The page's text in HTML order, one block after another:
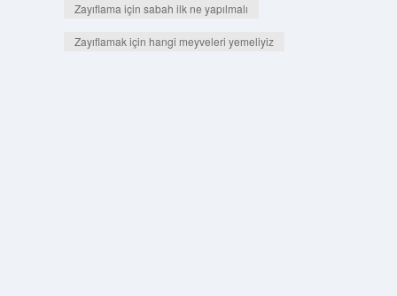
Zayıflama için sabah ilk ne yapılmalı
Zayıflamak için hangi meyveleri yemeliyiz